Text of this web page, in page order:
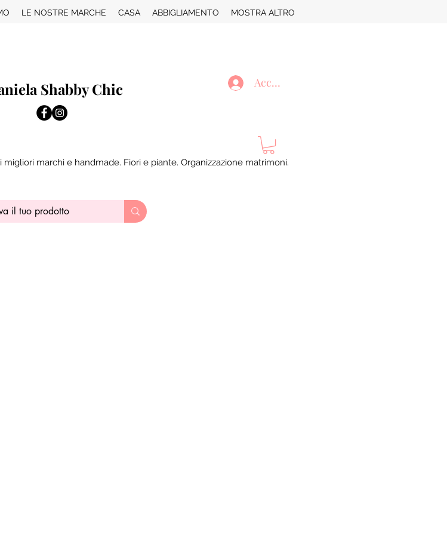
LE NOSTRE MARCHE CASA ABBIGLIAMENTO MOSTRA ALTRO
Shabby Chic Accedi
marchi e handmade. Fiori e piante. Organizzazione matrimoni.